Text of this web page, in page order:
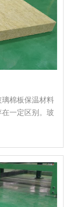
棉板保温材料
一定区别。玻
场景下的需